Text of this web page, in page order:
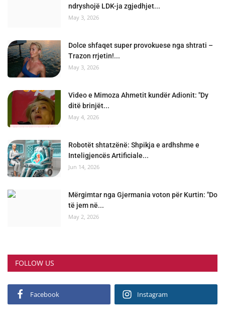
ndryshojë LDK-ja zgjedhjet...
May 3, 2026
Dolce shfaqet super provokuese nga shtrati –
Trazon rrjetin!...
May 3, 2026
Video e Mimoza Ahmetit kundër Adionit: "Dy
ditë brinjët...
May 4, 2026
Robotët shtatzënë: Shpikja e ardhshme e
Inteligjencës Artificiale...
Jun 14, 2026
Mërgimtar nga Gjermania voton për Kurtin: "Do
të jem në...
May 2, 2026
FOLLOW US
Facebook Instagram